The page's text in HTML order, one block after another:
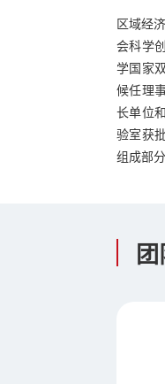
区域经
会科学
学国家
候任理
长单位
验室获
组成部分